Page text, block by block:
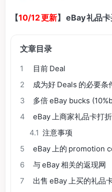
【10/12 更新】 eBay 礼品
文章目录
1
目前 Deal
2
成为好 Deals 的必要条
3
多倍 eBay bucks
4
eBay 上商家礼品卡打折
4.1 注意事项
5
eBay 上的 promotion
6
与 eBay 相关的返现网
7
出售 eBay 上买的礼品